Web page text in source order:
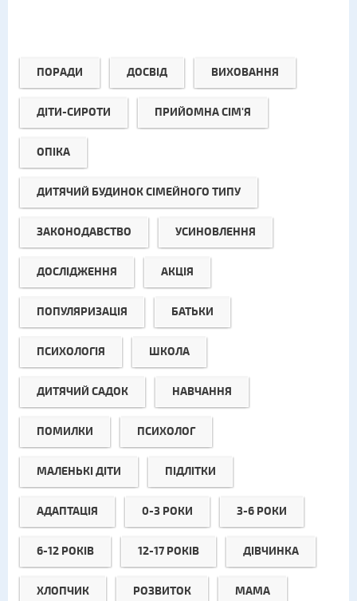
ПОРАДИ ДОСВІД ВИХОВАННЯ
ДІТИ-СИРОТИ ПРИЙОМНА СІМ'Я
ОПІКА
ДИТЯЧИЙ БУДИНОК СІМЕЙНОГО ТИПУ
ЗАКОНОДАВСТВО УСИНОВЛЕННЯ
ДОСЛІДЖЕННЯ АКЦІЯ
ПОПУЛЯРИЗАЦІЯ БАТЬКИ
ПСИХОЛОГІЯ ШКОЛА
ДИТЯЧИЙ САДОК НАВЧАННЯ
ПОМИЛКИ ПСИХОЛОГ
МАЛЕНЬКІ ДІТИ ПІДЛІТКИ
АДАПТАЦІЯ 0-3 РОКИ 3-6 РОКИ
6-12 РОКІВ 12-17 РОКІВ ДІВЧИНКА
ХЛОПЧИК РОЗВИТОК МАМА